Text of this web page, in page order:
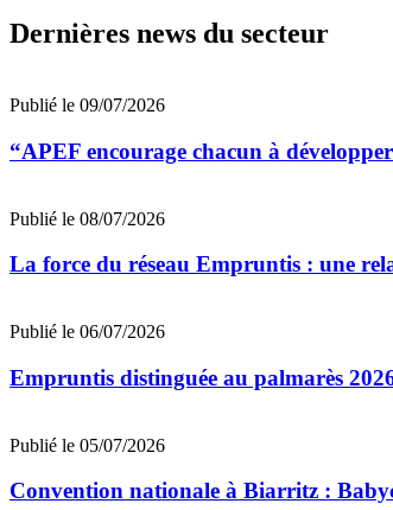
Dernières news du secteur
Publié le 09/07/2026
“APEF encourage chacun à
Publié le 08/07/2026
La force du réseau Empruntis : une
Publié le 06/07/2026
Empruntis distinguée au palmarès
Publié le 05/07/2026
Convention nationale à Biarritz :